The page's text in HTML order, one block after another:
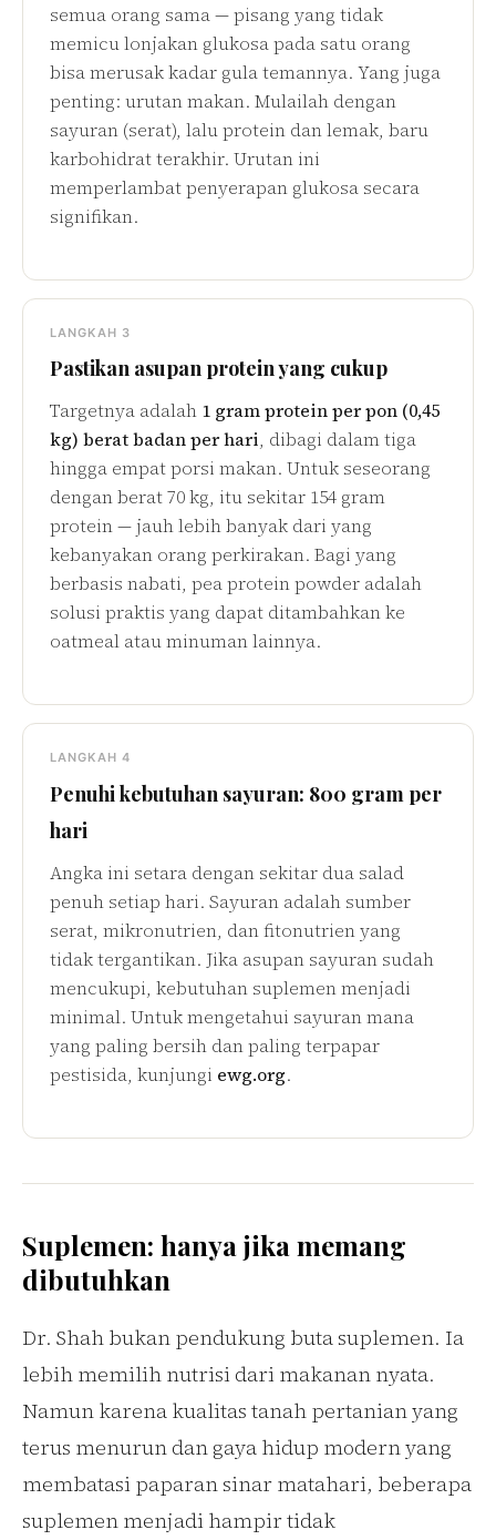
semua orang sama — pisang yang tidak
memicu lonjakan glukosa pada satu orang
bisa merusak kadar gula temannya. Yang juga
penting: urutan makan. Mulailah dengan
sayuran (serat), lalu protein dan lemak, baru
karbohidrat terakhir. Urutan ini
memperlambat penyerapan glukosa secara
signifikan.
LANGKAH 3
Pastikan asupan protein yang cukup
Targetnya adalah 1 gram protein per pon (0,45
kg) berat badan per hari, dibagi dalam tiga
hingga empat porsi makan. Untuk seseorang
dengan berat 70 kg, itu sekitar 154 gram
protein — jauh lebih banyak dari yang
kebanyakan orang perkirakan. Bagi yang
berbasis nabati, pea protein powder adalah
solusi praktis yang dapat ditambahkan ke
oatmeal atau minuman lainnya.
LANGKAH 4
Penuhi kebutuhan sayuran: 800 gram per
hari
Angka ini setara dengan sekitar dua salad
penuh setiap hari. Sayuran adalah sumber
serat, mikronutrien, dan fitonutrien yang
tidak tergantikan. Jika asupan sayuran sudah
mencukupi, kebutuhan suplemen menjadi
minimal. Untuk mengetahui sayuran mana
yang paling bersih dan paling terpapar
pestisida, kunjungi ewg.org.
Suplemen: hanya jika memang
dibutuhkan
Dr. Shah bukan pendukung buta suplemen. Ia
lebih memilih nutrisi dari makanan nyata.
Namun karena kualitas tanah pertanian yang
terus menurun dan gaya hidup modern yang
membatasi paparan sinar matahari, beberapa
suplemen menjadi hampir tidak